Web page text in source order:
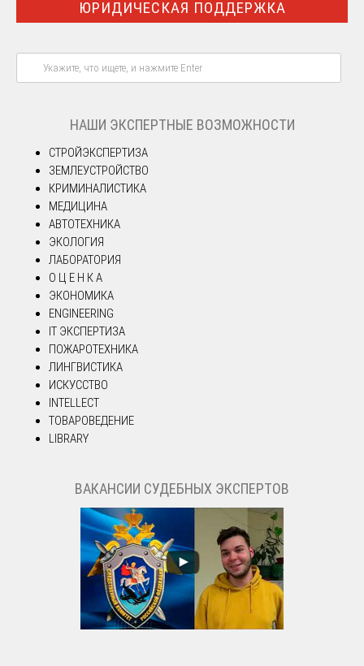
ЮРИДИЧЕСКАЯ ПОДДЕРЖКА
НАШИ ЭКСПЕРТНЫЕ ВОЗМОЖНОСТИ
СТРОЙЭКСПЕРТИЗА
ЗЕМЛЕУСТРОЙСТВО
КРИМИНАЛИСТИКА
МЕДИЦИНА
АВТОТЕХНИКА
ЭКОЛОГИЯ
ЛАБОРАТОРИЯ
О Ц Е Н К А
ЭКОНОМИКА
ENGINEERING
IT ЭКСПЕРТИЗА
ПОЖАРОТЕХНИКА
ЛИНГВИСТИКА
ИСКУССТВО
INTELLECT
ТОВАРОВЕДЕНИЕ
LIBRARY
ВАКАНСИИ СУДЕБНЫХ ЭКСПЕРТОВ